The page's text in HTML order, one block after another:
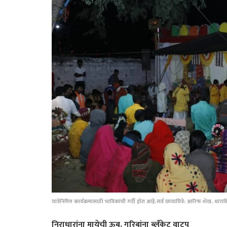
यात्रेनिमित्त कार्यक्रमासाठी भाविकांची गर्दी होत आहे.सर्व छायाचित्रे: आरिफ शेख,